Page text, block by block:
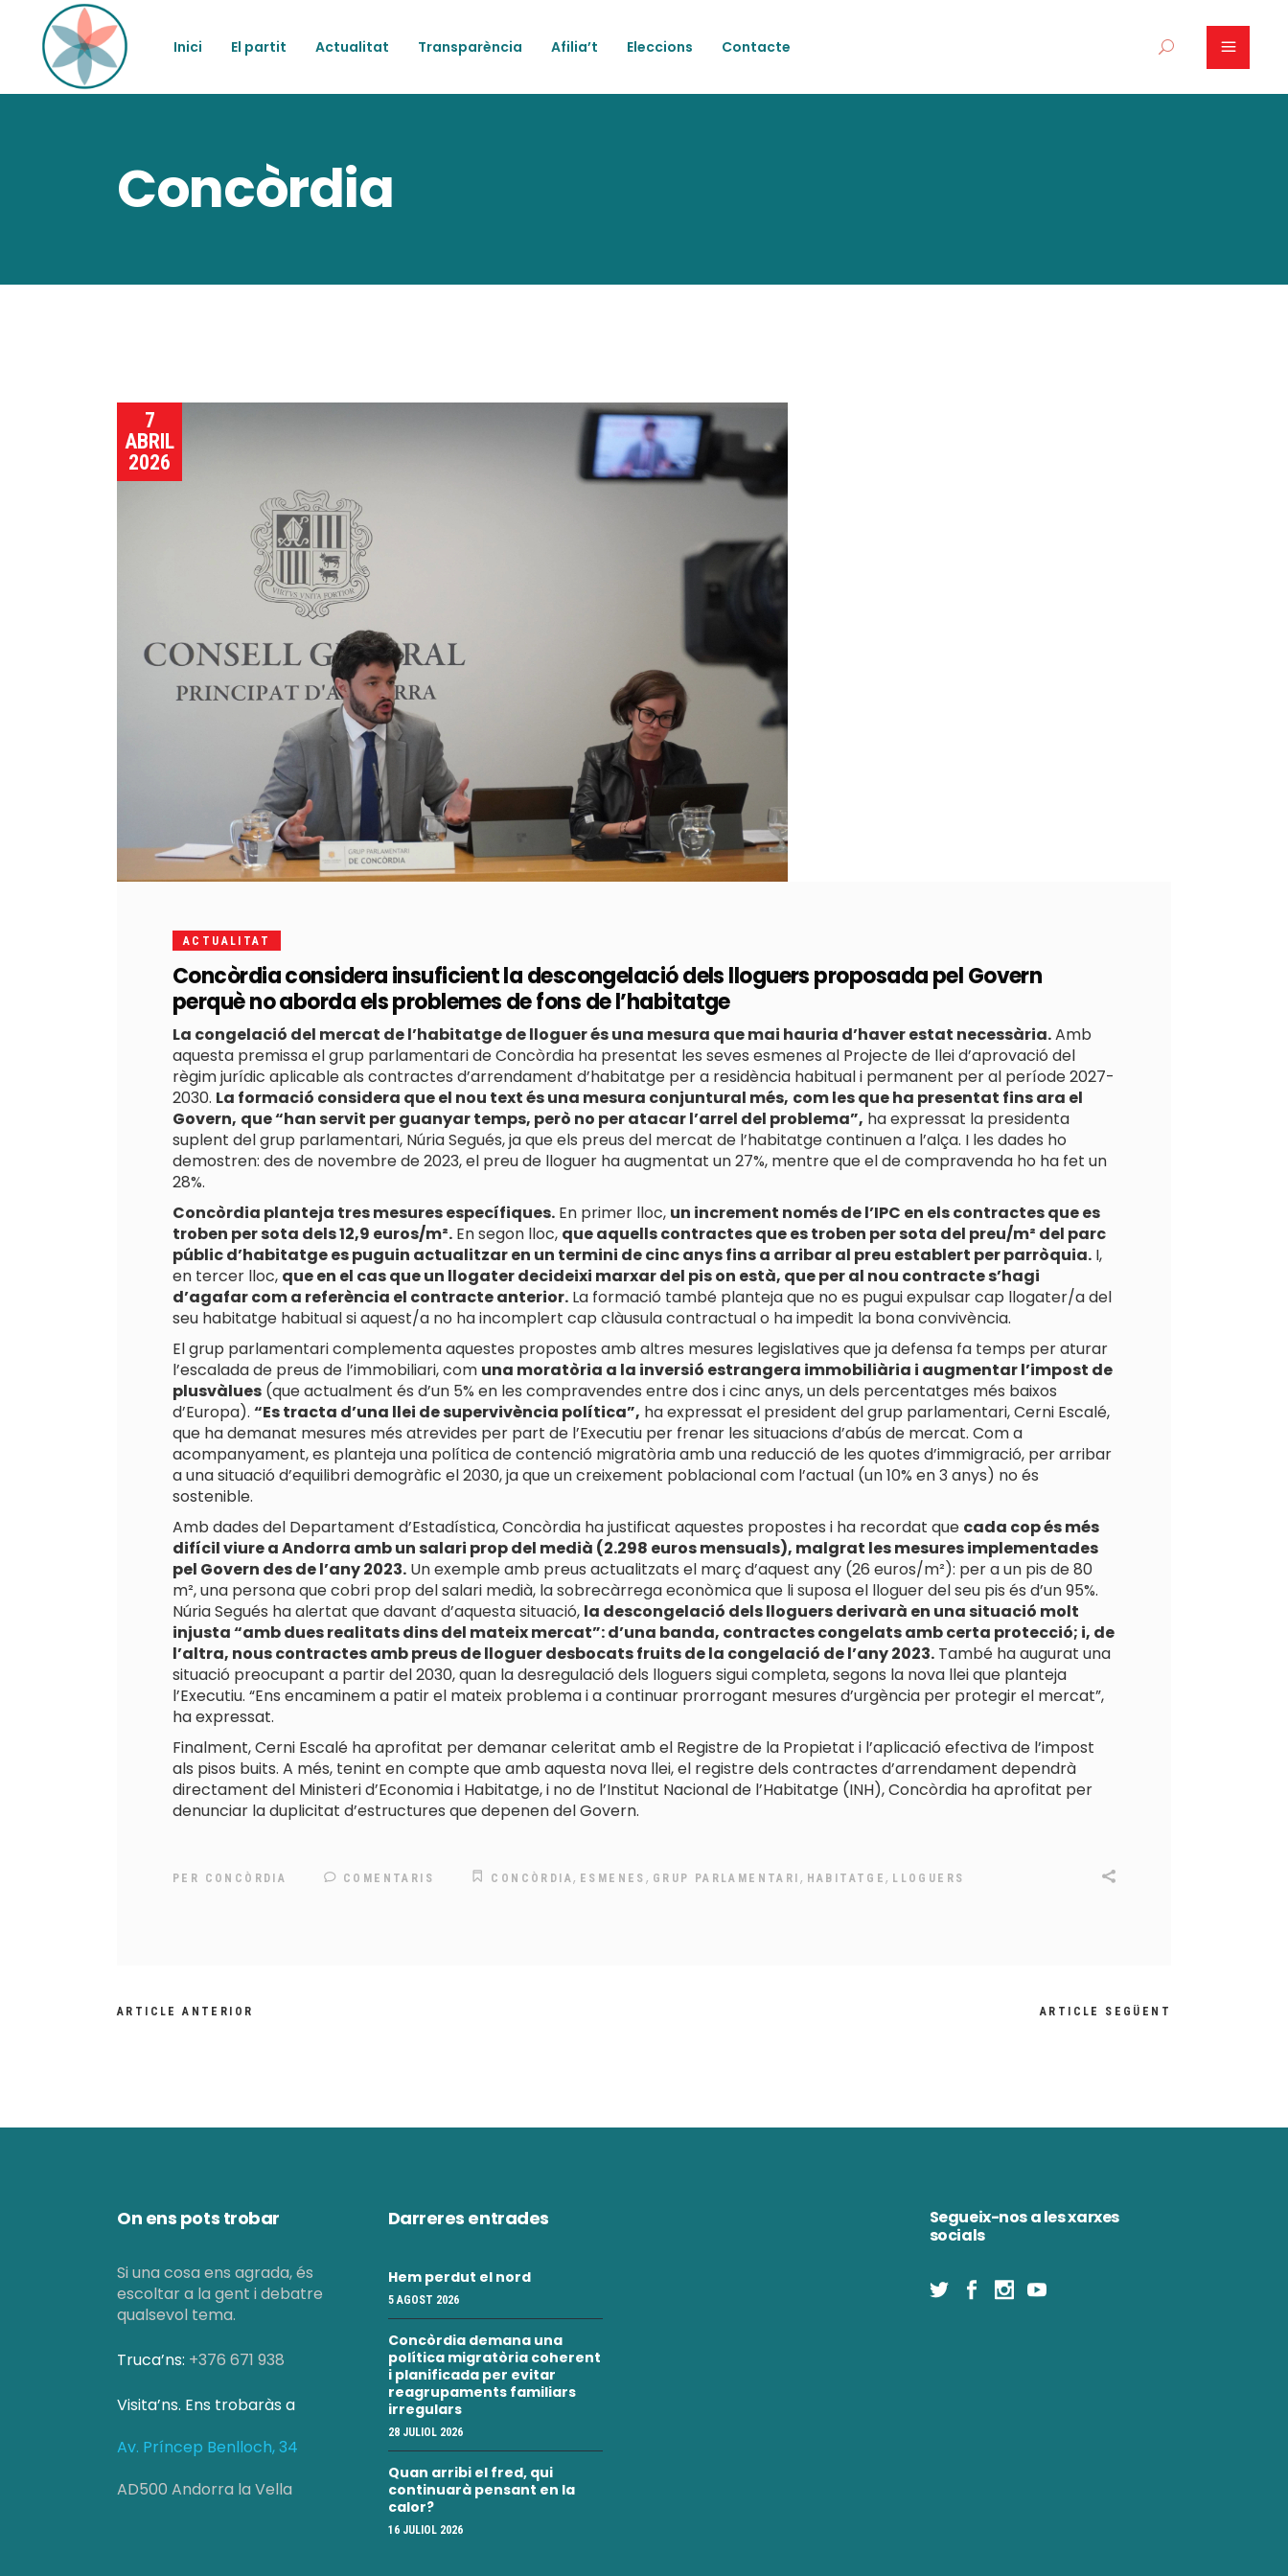
Inici El partit Actualitat Transparència Afilia’t Eleccions Contacte
Concòrdia
7
ABRIL
2026
ACTUALITAT
Concòrdia considera insuficient la descongelació dels lloguers proposada pel Govern
perquè no aborda els problemes de fons de l’habitatge
La congelació del mercat de l’habitatge de lloguer és una mesura que mai hauria d’haver estat necessària.Amb
aquesta premissa el grup parlamentari de Concòrdia ha presentat les seves esmenes al Projecte de llei d’aprovació del
règim jurídic aplicable als contractes d’arrendament d’habitatge per a residència habitual i permanent per al període 2027-
2030. La formació considera que el nou text és una mesura conjuntural més, com les que ha presentat fins ara el
Govern, que “han servit per guanyar temps, però no per atacar l’arrel del problema”, ha expressat la presidenta
suplent del grup parlamentari, Núria Segués, ja que els preus del mercat de l’habitatge continuen a l’alça. I les dades ho
demostren: des de novembre de 2023, el preu de lloguer ha augmentat un 27%, mentre que el de compravenda ho ha fet un
28%.
Concòrdia planteja tres mesures específiques. En primer lloc, un increment només de l’IPC en els contractes que es
troben per sota dels 12,9 euros/m². En segon lloc, que aquells contractes que es troben per sota del preu/m² del parc
públic d’habitatge es puguin actualitzar en un termini de cinc anys fins a arribar al preu establert per parròquia. I,
en tercer lloc, que en el cas que un llogater decideixi marxar del pis on està, que per al nou contracte s’hagi
d’agafar com a referència el contracte anterior. La formació també planteja que no es pugui expulsar cap llogater/a del
seu habitatge habitual si aquest/a no ha incomplert cap clàusula contractual o ha impedit la bona convivència.
El grup parlamentari complementa aquestes propostes amb altres mesures legislatives que ja defensa fa temps per aturar
l’escalada de preus de l’immobiliari, com una moratòria a la inversió estrangera immobiliària i augmentar l’impost de
plusvàlues (que actualment és d’un 5% en les compravendes entre dos i cinc anys, un dels percentatges més baixos
d’Europa). “Es tracta d’una llei de supervivència política”, ha expressat el president del grup parlamentari, Cerni Escalé,
que ha demanat mesures més atrevides per part de l’Executiu per frenar les situacions d’abús de mercat. Com a
acompanyament, es planteja una política de contenció migratòria amb una reducció de les quotes d’immigració, per arribar
a una situació d’equilibri demogràfic el 2030, ja que un creixement poblacional com l’actual (un 10% en 3 anys) no és
sostenible.
Amb dades del Departament d’Estadística, Concòrdia ha justificat aquestes propostes i ha recordat que cada cop és més
difícil viure a Andorra amb un salari prop del medià (2.298 euros mensuals), malgrat les mesures implementades
pel Govern des de l’any 2023. Un exemple amb preus actualitzats el març d’aquest any (26 euros/m²): per a un pis de 80
m², una persona que cobri prop del salari medià, la sobrecàrrega econòmica que li suposa el lloguer del seu pis és d’un 95%.
Núria Segués ha alertat que davant d’aquesta situació, la descongelació dels lloguers derivarà en una situació molt
injusta “amb dues realitats dins del mateix mercat”: d’una banda, contractes congelats amb certa protecció; i, de
l’altra, nous contractes amb preus de lloguer desbocats fruits de la congelació de l’any 2023. També ha augurat una
situació preocupant a partir del 2030, quan la desregulació dels lloguers sigui completa, segons la nova llei que planteja
l’Executiu. “Ens encaminem a patir el mateix problema i a continuar prorrogant mesures d’urgència per protegir el mercat”,
ha expressat.
Finalment, Cerni Escalé ha aprofitat per demanar celeritat amb el Registre de la Propietat i l’aplicació efectiva de l’impost
als pisos buits. A més, tenint en compte que amb aquesta nova llei, el registre dels contractes d’arrendament dependrà
directament del Ministeri d’Economia i Habitatge, i no de l’Institut Nacional de l’Habitatge (INH), Concòrdia ha aprofitat per
denunciar la duplicitat d’estructures que depenen del Govern.
PER CONCÒRDIA COMENTARIS CONCÒRDIA, ESMENES , GRUP PARLAMENTARI , HABITATGE, LLOGUERS
ARTICLE ANTERIOR ARTICLE SEGÜENT
On ens pots trobar
Si una cosa ens agrada, és
escoltar a la gent i debatre
qualsevol tema.
Truca’ns: +376 671 938
Visita’ns. Ens trobaràs a
Av. Príncep Benlloch, 34
AD500 Andorra la Vella
Darreres entrades
Hem perdut el nord
5 AGOST 2026
Concòrdia demana una
política migratòria coherent
i planificada per evitar
reagrupaments familiars
irregulars
28 JULIOL 2026
Quan arribi el fred, qui
continuarà pensant en la
calor?
16 JULIOL 2026
Segueix-nos a les xarxes
socials